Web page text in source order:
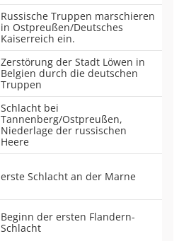
Russische Truppen marschieren
in Ostpreußen/Deutsches
Kaiserreich ein.
Zerstörung der Stadt Löwen in
Belgien durch die deutschen
Truppen
Schlacht bei
Tannenberg/Ostpreußen,
Niederlage der russischen
Heere
erste Schlacht an der Marne
Beginn der ersten Flandern-
Schlacht